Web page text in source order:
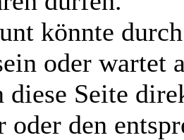
könnte
oder wartet
diese Seite
oder den